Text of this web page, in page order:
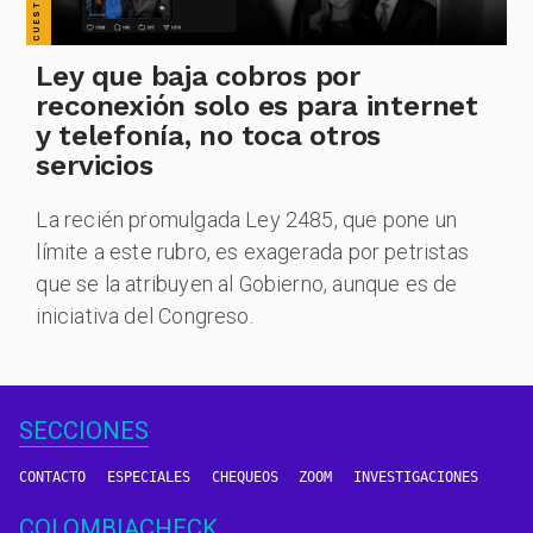
Ley que baja cobros por
reconexión solo es para internet
y telefonía, no toca otros
servicios
La recién promulgada Ley 2485, que pone un
límite a este rubro, es exagerada por petristas
que se la atribuyen al Gobierno, aunque es de
iniciativa del Congreso.
SECCIONES
CONTACTO ESPECIALES CHEQUEOS ZOOM INVESTIGACIONES